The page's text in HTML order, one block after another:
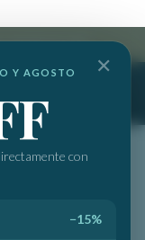
✕
Y AGOSTO
con
−15%
+34 682 512 237